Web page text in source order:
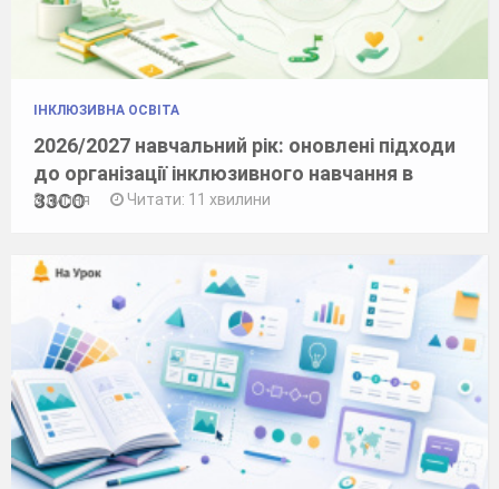
ІНКЛЮЗИВНА ОСВІТА
2026/2027 навчальний рік: оновлені підходи
до організації інклюзивного навчання в
ЗЗСО
8 липня Читати: 11 хвилини